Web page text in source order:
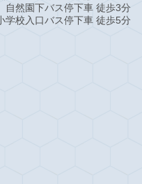
自然園下バス停下車 徒歩3分
学校入口バス停下車 徒歩5分